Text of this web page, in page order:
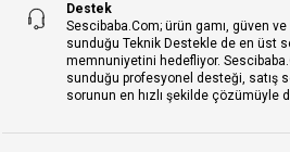
Destek
Sescibaba.Com; ürün gamı, güven ve
sunduğu Teknik Destekle de en üst
memnuniyetini hedefliyor.
sunduğu profesyonel desteği, satış
sorunun en hızlı şekilde çözümüyle